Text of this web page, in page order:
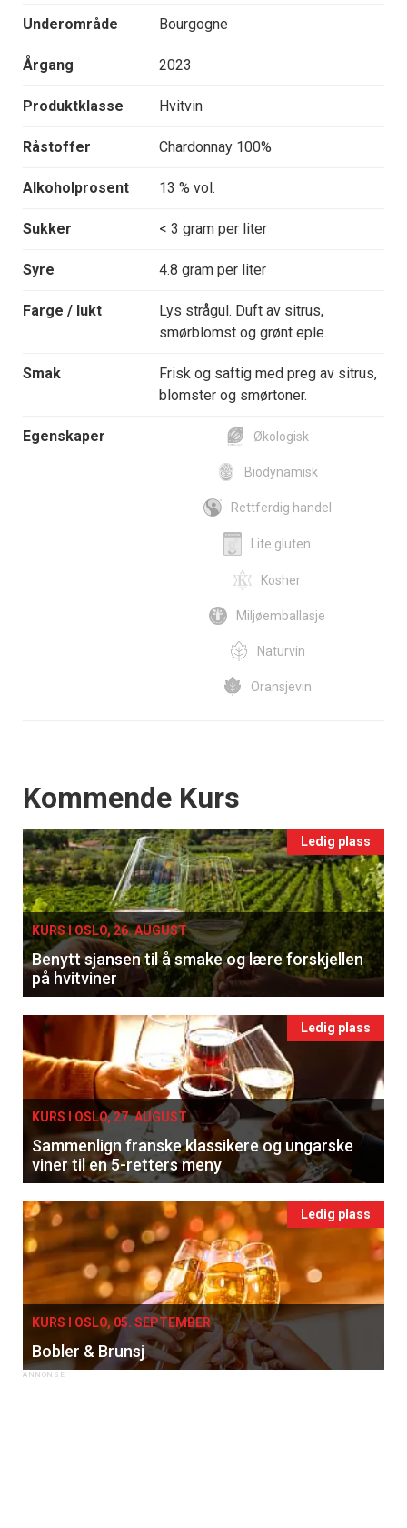
Underområde Bourgogne
Årgang 2023
Produktklasse Hvitvin
Råstoffer Chardonnay 100%
Alkoholprosent 13 % vol.
Sukker < 3 gram per liter
Syre 4.8 gram per liter
Farge / lukt
Lys strågul. Duft av sitrus,
smørblomst og grønt eple.
Smak
Frisk og saftig med preg av sitrus,
blomster og smørtoner.
Egenskaper Økologisk
Biodynamisk
Rettferdig handel
Lite gluten
Kosher
Miljøemballasje
Naturvin
Oransjevin
Events
Kommende Kurs
Ledig plass
KURS I OSLO, 26. AUGUST
Benytt sjansen til å smake og lære forskjellen
på hvitviner
Ledig plass
KURS I OSLO, 27. AUGUST
Sammenlign franske klassikere og ungarske
viner til en 5-retters meny
Ledig plass
KURS I OSLO, 05. SEPTEMBER
Bobler & Brunsj